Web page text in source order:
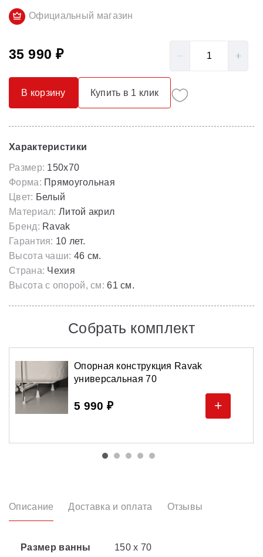
Официальный магазин
35 990 ₽
В корзину Купить в 1 клик
Характеристики
Размер: 150x70
Форма: Прямоугольная
Цвет: Белый
Материал: Литой акрил
Бренд: Ravak
Гарантия: 10 лет.
Высота чаши: 46 см.
Страна: Чехия
Высота с опорой, см: 61 см.
Собрать комплект
Опорная конструкция Ravak
универсальная 70
5 990 ₽ +
Описание Доставка и оплата Отзывы
Размер ванны 150 х 70